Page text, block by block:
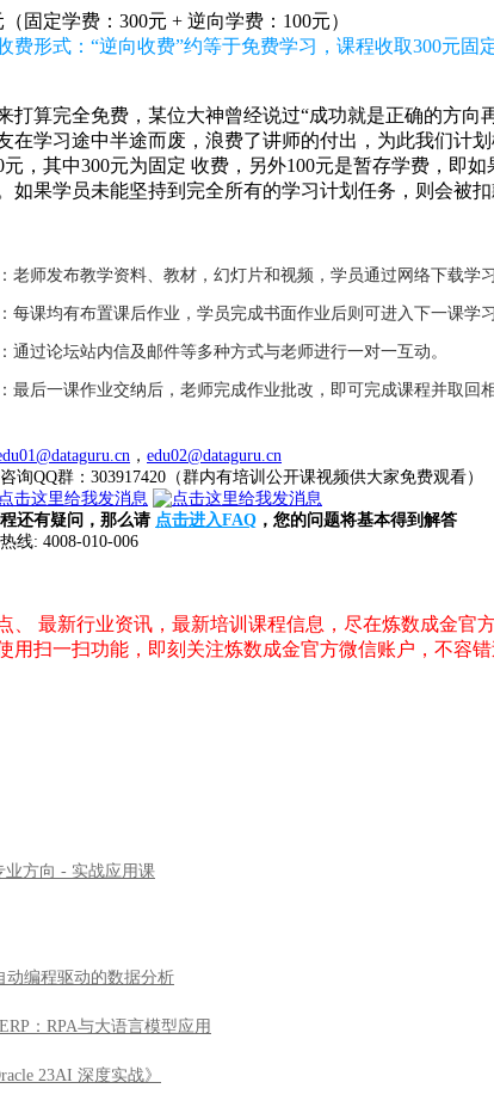
固定学费：300元 + 逆向学费：100元）
费形式：“逆向收费”约等于免费学习，课程收取300元固
打算完全免费，某位大神曾经说过“成功就是正确的方
在学习途中半途而废，浪费了讲师的付出，为此我们计
元，其中300元为固定 收费，另外100元是暂存学费，即
如果学员未能坚持到完全所有的学习计划任务，则会被
老师发布教学资料、教材，幻灯片和视频，学员通过网络下载学
每课均有布置课后作业，学员完成书面作业后则可进入下一课学习
通过论坛站内信及邮件等多种方式与老师进行一对一互动。
最后一课作业交纳后，老师完成作业批改，即可完成课程并取回
， edu02@dataguru.cn
询QQ群：303917420（群内有培训公开课视频供大家免费观看）
还有疑问，那么请 点击进入FAQ ，您的问题将基本得到解答
线: 4008-010-006
、 最新行业资讯，最新培训课程信息，尽在炼数成金官
用扫一扫功能，即刻关注炼数成金官方微信账户，不容
业方向 - 实战应用课
动编程驱动的数据分析
：RPA与大语言模型应用
23AI 深度实战》